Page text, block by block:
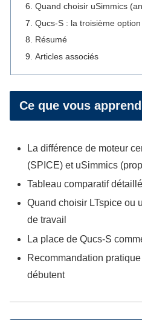
Quand choisir uSimmics
Qucs-S : la troisième option
Résumé
Articles associés
Ce que vous
La différence de moteur
(SPICE) et uSimmics
Tableau comparatif
Quand choisir LTspice ou
de travail
La place de Qucs-S
Recommandation
débutent